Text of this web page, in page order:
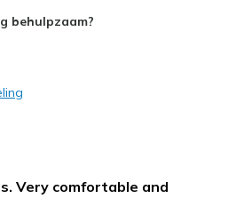
behulpzaam?
Very comfortable and